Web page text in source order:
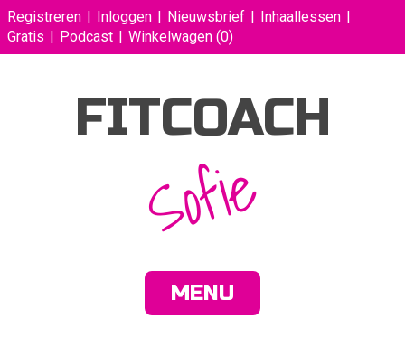
Registreren Inloggen Nieuwsbrief
Inhaallessen
Gratis
Podcast Winkelwagen (0)
FITCOACH
Sofie
MENU